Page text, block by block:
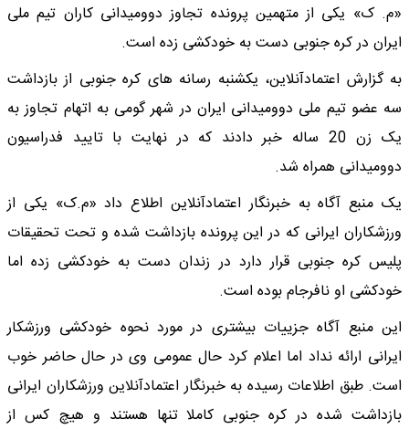
«م. ک» یکی از متهمین پرونده تجاوز دوومیدانی کاران تیم ملی
ایران در کره جنوبی دست به خودکشی زده است.
به گزارش اعتمادآنلاین، یکشنبه رسانه های کره جنوبی از بازداشت
سه عضو تیم ملی دوومیدانی ایران در شهر گومی به اتهام تجاوز به
یک زن 20 ساله خبر دادند که در نهایت با تایید فدراسیون
دوومیدانی همراه شد.
یک منبع آگاه به خبرنگار اعتمادآنلاین اطلاع داد «م.ک» یکی از
ورزشکاران ایرانی که در این پرونده بازداشت شده و تحت تحقیقات
پلیس کره جنوبی قرار دارد در زندان دست به خودکشی زده اما
خودکشی او نافرجام بوده است.
این منبع آگاه جزییات بیشتری در مورد نحوه خودکشی ورزشکار
ایرانی ارائه نداد اما اعلام کرد حال عمومی وی در حال حاضر خوب
است. طبق اطلاعات رسیده به خبرنگار اعتمادآنلاین ورزشکاران ایرانی
بازداشت شده در کره جنوبی کاملا تنها هستند و هیچ کس از